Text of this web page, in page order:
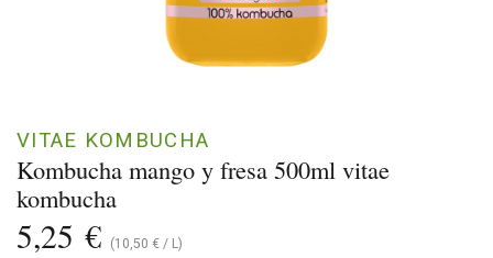
Kombucha mango y fresa 500ml vitae
kombucha
VITAE KOMBUCHA
5,25 € (10,50 € / L )